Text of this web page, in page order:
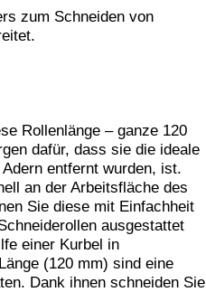
zum Schneiden von
Rollenlänge – ganze 120
dafür, dass sie die ideale
entfernt wurden, ist.
an der Arbeitsfläche des
Sie diese mit Einfachheit
ausgestattet
einer Kurbel in
(120 mm) sind eine
Dank ihnen schneiden Sie